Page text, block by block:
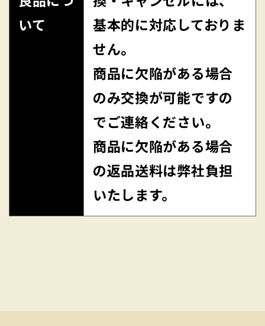
いて
基本的に対応しておりま
せん。
商品に欠陥がある場合
のみ交換が可能ですの
でご連絡ください。
商品に欠陥がある場合
の返品送料は弊社負担
いたします。